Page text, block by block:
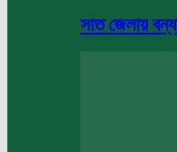
সাত জেলায়